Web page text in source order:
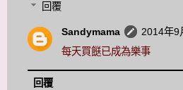
回覆
Sandymama
2014年9
每天買餸已成為樂事
回覆